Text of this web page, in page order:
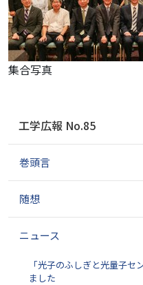
集合写真
ゲ
シ
ン
工学広報 No.85
巻頭言
随想
ニュース
「光子のふしぎと光量子
ました